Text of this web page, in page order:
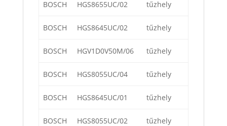
BOSCH HGS8655UC/02 tűzhely
BOSCH HGS8645UC/02 tűzhely
BOSCH HGV1D0V50M/06 tűzhely
BOSCH HGS8055UC/04 tűzhely
BOSCH HGS8645UC/01 tűzhely
BOSCH HGS8055UC/02 tűzhely